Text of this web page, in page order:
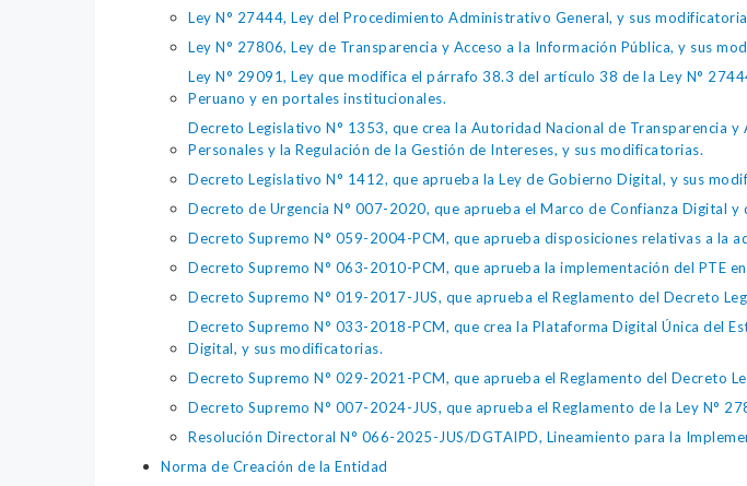
Ley N° 27444, Ley del Procedimiento Administrativo General, y sus
Ley N° 27806, Ley de Transparencia y Acceso a la Información Pública, y sus
Ley N° 29091, Ley que modifica el párrafo 38.3 del artículo 38 de la Ley N°
Peruano y en portales institucionales.
Decreto Legislativo N° 1353, que crea la Autoridad Nacional de Transparencia
Personales y la Regulación de la Gestión de Intereses, y sus modificatorias.
Decreto Legislativo N° 1412, que aprueba la Ley de Gobierno Digital, y sus
Decreto de Urgencia N° 007-2020, que aprueba el Marco de Confianza Digital
Decreto Supremo N° 059-2004-PCM, que aprueba disposiciones relativas a la
Decreto Supremo N° 063-2010-PCM, que aprueba la implementación del PTE
Decreto Supremo N° 019-2017-JUS, que aprueba el Reglamento del Decreto
Decreto Supremo N° 033-2018-PCM, que crea la Plataforma Digital Única del
Digital, y sus modificatorias.
Decreto Supremo N° 029-2021-PCM, que aprueba el Reglamento del Decreto
Decreto Supremo N° 007-2024-JUS, que aprueba el Reglamento de la Ley N°
Resolución Directoral N° 066-2025-JUS/DGTAIPD, Lineamiento para la
Norma de Creación de la Entidad